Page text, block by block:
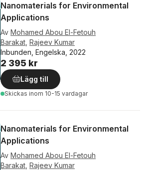
Nanomaterials for Environmental
Applications
Av Mohamed Abou El-Fetouh
Barakat Rajeev Kumar
Inbunden, Engelska, 2022
2 395 kr
Lägg till
Skickas inom 10-15 vardagar
Nanomaterials for Environmental
Applications
Av Mohamed Abou El-Fetouh
Barakat Rajeev Kumar